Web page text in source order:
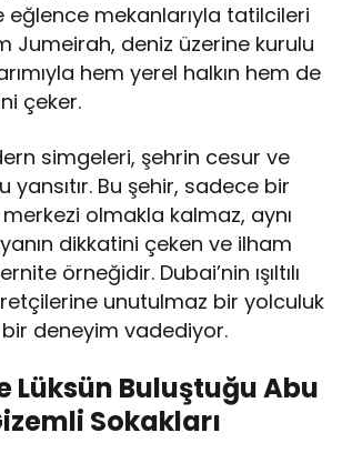
eğlence mekanlarıyla tatilcileri
Jumeirah, deniz üzerine kurulu
hem yerel halkın hem de
çeker.
simgeleri, şehrin cesur ve
yansıtır. Bu şehir, sadece bir
olmakla kalmaz, aynı
dikkatini çeken ve ilham
örneğidir. Dubai’nin ışıltılı
unutulmaz bir yolculuk
deneyim vadediyor.
Lüksün Buluştuğu Abu
Sokakları